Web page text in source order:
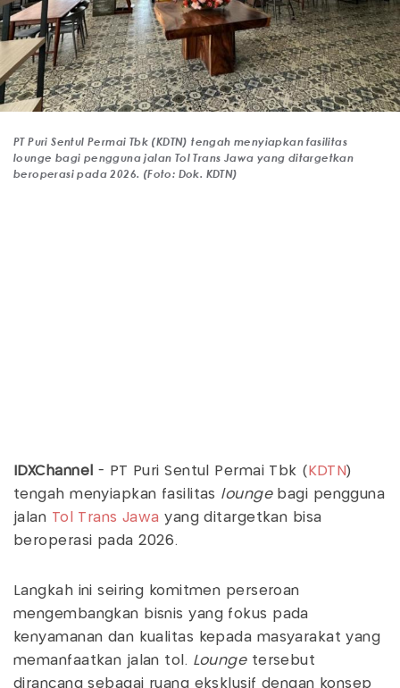
PT Puri Sentul Permai Tbk (KDTN) tengah menyiapkan fasilitas
lounge bagi pengguna jalan Tol Trans Jawa yang ditargetkan
beroperasi pada 2026. (Foto: Dok. KDTN)
IDXChannel - PT Puri Sentul Permai Tbk ( KDTN )
tengah menyiapkan fasilitas lounge bagi pengguna
jalan Tol Trans Jawa yang ditargetkan bisa
beroperasi pada 2026.
Langkah ini seiring komitmen perseroan
mengembangkan bisnis yang fokus pada
kenyamanan dan kualitas kepada masyarakat yang
memanfaatkan jalan tol. Lounge tersebut
dirancang sebagai ruang eksklusif dengan konsep